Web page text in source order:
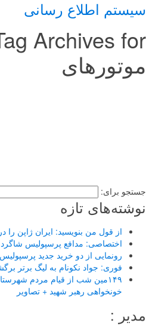
سیستم اطلاع رسانی
موتورهای
جستجو برای:
نوشته‌های تازه
از قول من بنویسید: ایران ژاپن را
اختصاصی: مدافع پرسپولیس
رونمایی از دو خرید جدید
فوری: جواد نکونام به لیگ برتر
۱۴۹مین شب از قیام مردم
خونخواهی رهبر شهید + تصاویر
مدیر :